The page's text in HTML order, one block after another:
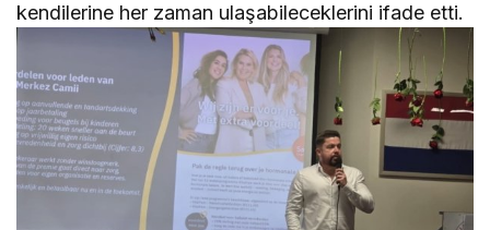
kendilerine her zaman ulaşabileceklerini ifade etti.